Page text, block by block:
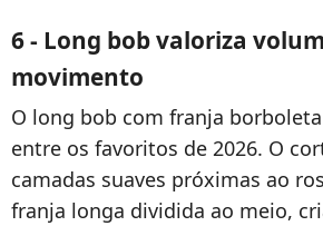
6 - Long bob valoriza
movimento
O long bob com franja
entre os favoritos de 2026. O
camadas suaves próximas ao
franja longa dividida ao meio,